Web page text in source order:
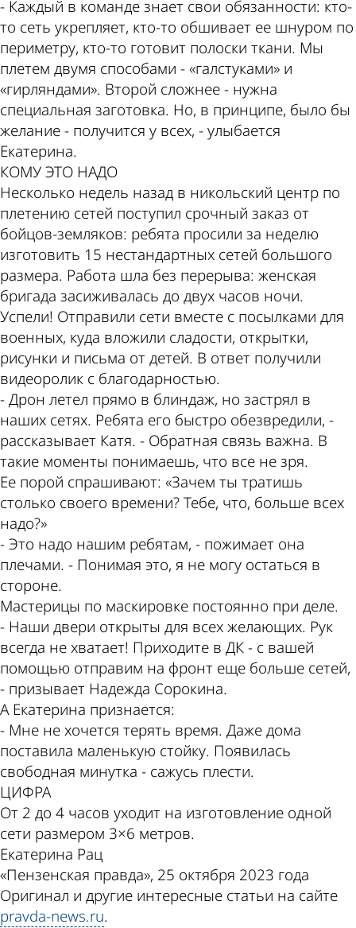
- Каждый в команде знает свои обязанности: кто-
то сеть укрепляет, кто-то обшивает ее шнуром по
периметру, кто-то готовит полоски ткани. Мы
плетем двумя способами - «галстуками» и
«гирляндами». Второй сложнее - нужна
специальная заготовка. Но, в принципе, было бы
желание - получится у всех, - улыбается
Екатерина.
КОМУ ЭТО НАДО
Несколько недель назад в никольский центр по
плетению сетей поступил срочный заказ от
бойцов-земляков: ребята просили за неделю
изготовить 15 нестандартных сетей большого
размера. Работа шла без перерыва: женская
бригада засиживалась до двух часов ночи.
Успели! Отправили сети вместе с посылками для
военных, куда вложили сладости, открытки,
рисунки и письма от детей. В ответ получили
видеоролик с благодарностью.
- Дрон летел прямо в блиндаж, но застрял в
наших сетях. Ребята его быстро обезвредили, -
рассказывает Катя. - Обратная связь важна. В
такие моменты понимаешь, что все не зря.
Ее порой спрашивают: «Зачем ты тратишь
столько своего времени? Тебе, что, больше всех
надо?»
- Это надо нашим ребятам, - пожимает она
плечами. - Понимая это, я не могу остаться в
стороне.
Мастерицы по маскировке постоянно при деле.
- Наши двери открыты для всех желающих. Рук
всегда не хватает! Приходите в ДК - с вашей
помощью отправим на фронт еще больше сетей,
- призывает Надежда Сорокина.
А Екатерина признается:
- Мне не хочется терять время. Даже дома
поставила маленькую стойку. Появилась
свободная минутка - сажусь плести.
ЦИФРА
От 2 до 4 часов уходит на изготовление одной
сети размером 3×6 метров.
Екатерина Рац
«Пензенская правда», 25 октября 2023 года
Оригинал и другие интересные статьи на сайте
pravda-news.ru.